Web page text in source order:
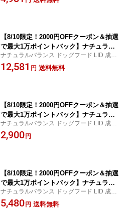
【8/10限定！2000円OFFクーポン＆抽選
で最大1万ポイントバック】ナチュラル
バランス ドッグフード LID 成犬用 ラム
＆玄米 5kg 健康維持
ナチュラルバランス ドッグフード LID 成犬
用 ラム＆玄米 送料無料！
12,581 円 送料無料
【8/10限定！2000円OFFクーポン＆抽選
で最大1万ポイントバック】ナチュラル
バランス ドッグフード LID 成犬用 ラム
＆玄米 小粒 800 小型犬
ナチュラルバランス ドッグフード LID 成犬
用 ラム＆玄米 小粒 3980円以上送料無料！
2,900 円
【8/10限定！2000円OFFクーポン＆抽選
で最大1万ポイントバック】ナチュラル
バランス ドッグフード LID 成犬用 ラム
＆玄米 小粒 1.8kg 小型犬
ナチュラルバランス ドッグフード LID 成犬
用 ラム＆玄米 小粒 送料無料！
5,480 円 送料無料